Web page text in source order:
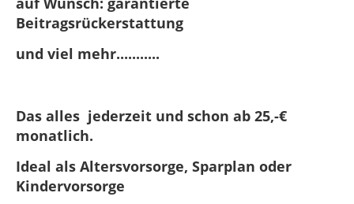
Beitragsrückerstattung
und viel mehr...........
Das alles jederzeit und schon ab 25,-€
monatlich.
Ideal als Altersvorsorge, Sparplan oder
Kindervorsorge